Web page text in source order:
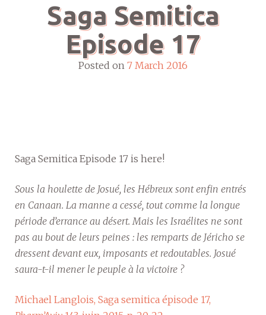
Saga Semitica
Episode 17
Posted on 7 March 2016
Saga Semitica Episode 17 is here!
Sous la houlette de Josué, les Hébreux sont enfin entrés
en Canaan. La manne a cessé, tout comme la longue
période d’errance au désert. Mais les Israélites ne sont
pas au bout de leurs peines : les remparts de Jéricho se
dressent devant eux, imposants et redoutables. Josué
saura-t-il mener le peuple à la victoire ?
Michael Langlois, Saga semitica épisode 17,